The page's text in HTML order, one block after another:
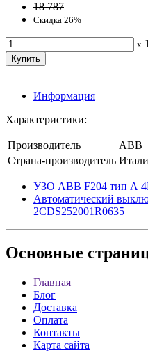
18 787
Скидка 26%
x
Информация
Характеристики:
Производитель
ABB
Страна-производитель
УЗО ABB F204 тип А
Автоматический
2CDS252001R0635
Основные
Главная
Блог
Доставка
Оплата
Контакты
Карта сайта